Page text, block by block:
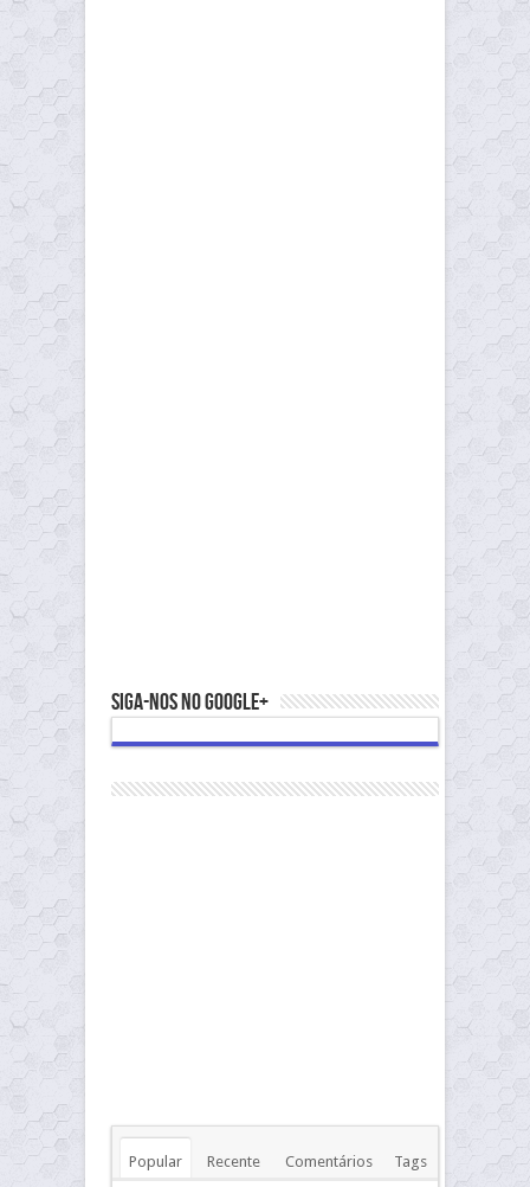
Siga-nos no Google+
Popular Recente Comentários Tags